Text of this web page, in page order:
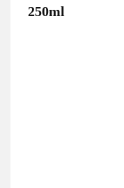
250ml